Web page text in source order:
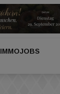
IMMOJOBS